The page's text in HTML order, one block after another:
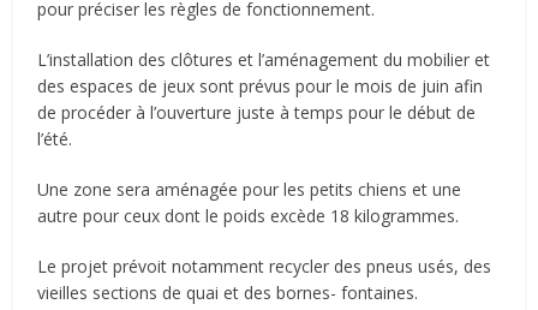
pour préciser les règles de fonctionnement.
L’installation des clôtures et l’aménagement du mobilier et
des espaces de jeux sont prévus pour le mois de juin afin
de procéder à l’ouverture juste à temps pour le début de
l’été.
Une zone sera aménagée pour les petits chiens et une
autre pour ceux dont le poids excède 18 kilogrammes.
Le projet prévoit notamment recycler des pneus usés, des
vieilles sections de quai et des bornes- fontaines.